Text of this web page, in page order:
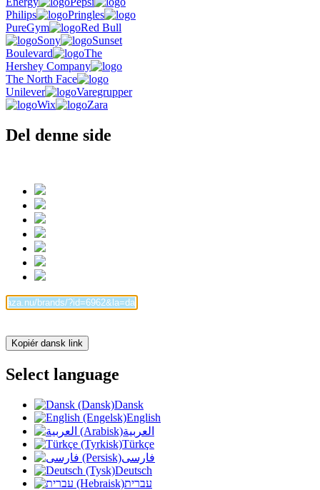
Philips
Pringles
PureGym
Red Bull
Sony
Sunset
Boulevard
The
Hershey Company
The North Face
Unilever
Varegrupper
Wix
Zara
Del denne side
Kopiér dansk link
Select language
Dansk
English
العربية
Türkçe
فارسی
Deutsch
עברית